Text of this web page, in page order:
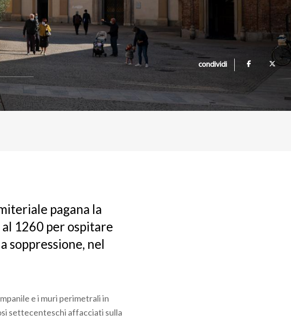
condividi
pagana la
1260 per ospitare
soppressione, nel
e i muri perimetrali in
settecenteschi affacciati sulla